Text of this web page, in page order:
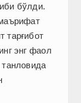
бўлди.
тарғибот
энг фаол
танловида